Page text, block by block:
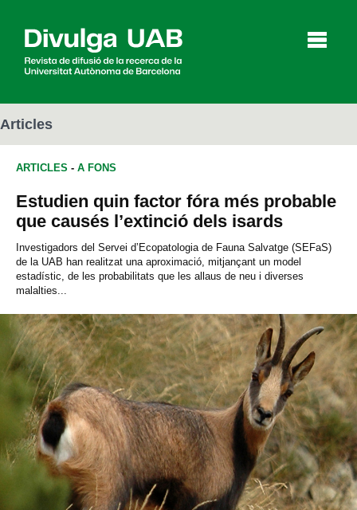
Articles Entrevistes
Agenda
CERCAR
Articles
ARTICLES - A FONS
Estudien quin factor fóra més probable
que causés l’extinció dels isards
Investigadors del Servei d’Ecopatologia de Fauna Salvatge (SEFaS)
de la UAB han realitzat una aproximació, mitjançant un model
estadístic, de les probabilitats que les allaus de neu i diverses
malalties...